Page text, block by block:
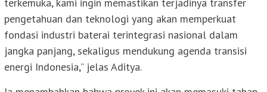
pengetahuan dan teknologi yang akan memperkuat
fondasi industri baterai terintegrasi nasional dalam
jangka panjang, sekaligus mendukung agenda transisi
energi Indonesia,” jelas Aditya.